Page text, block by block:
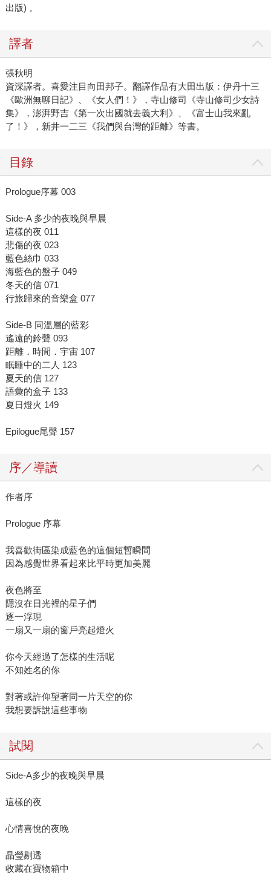
出版) 。
譯者
張秋明
資深譯者。喜愛注目向田邦子。翻譯作品有大田出版：伊丹十三
《歐洲無聊日記》、《女人們！》，寺山修司《寺山修司少女詩
集》，澎湃野吉《第一次出國就去義大利》、《富士山我來亂
了！》，新井一二三《我們與台灣的距離》等書。
目錄
Prologue序幕 003
Side-A 多少的夜晚與早晨
這樣的夜 011
悲傷的夜 023
藍色絲巾 033
海藍色的盤子 049
冬天的信 071
行旅歸來的音樂盒 077
Side-B 同溫層的藍彩
遙遠的鈴聲 093
距離．時間．宇宙 107
眠睡中的二人 123
夏天的信 127
語彙的盒子 133
夏日燈火 149
Epilogue尾聲 157
序／導讀
作者序
Prologue 序幕
我喜歡街區染成藍色的這個短暫瞬間
因為感覺世界看起來比平時更加美麗
夜色將至
隱沒在日光裡的星子們
逐一浮現
一扇又一扇的窗戶亮起燈火
你今天經過了怎樣的生活呢
不知姓名的你
對著或許仰望著同一片天空的你
我想要訴說這些事物
試閱
Side-A多少的夜晚與早晨
這樣的夜
心情喜悅的夜晚
晶瑩剔透
收藏在寶物箱中